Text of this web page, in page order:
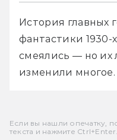
История главных
фантастики 1930-
смеялись — но их
изменили многое.
Если вы нашли опечатку,
текста и нажмите Ctrl+Enter.